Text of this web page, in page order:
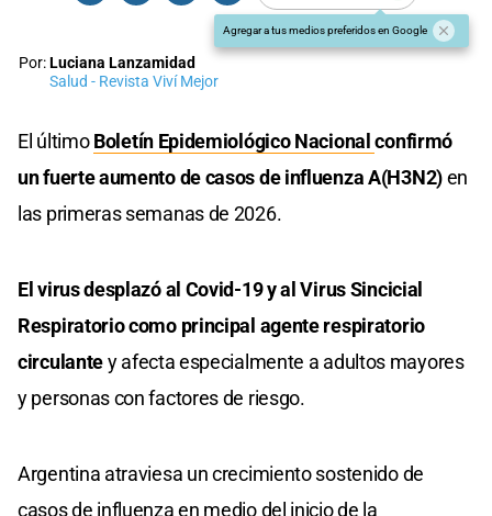
Agregar a tus medios preferidos en Google
Por:Luciana Lanzamidad
Salud - Revista Viví Mejor
El últimoBoletín Epidemiológico Nacionalconfirmó
un fuerte aumento de casos de influenza A(H3N2)en
las primeras semanas de 2026.
El virus desplazó al Covid-19 y al Virus Sincicial
Respiratorio como principal agente respiratorio
circulantey afecta especialmente a adultos mayores
y personas con factores de riesgo.
Argentina atraviesa un crecimiento sostenido de
casos de influenza en medio del inicio de la